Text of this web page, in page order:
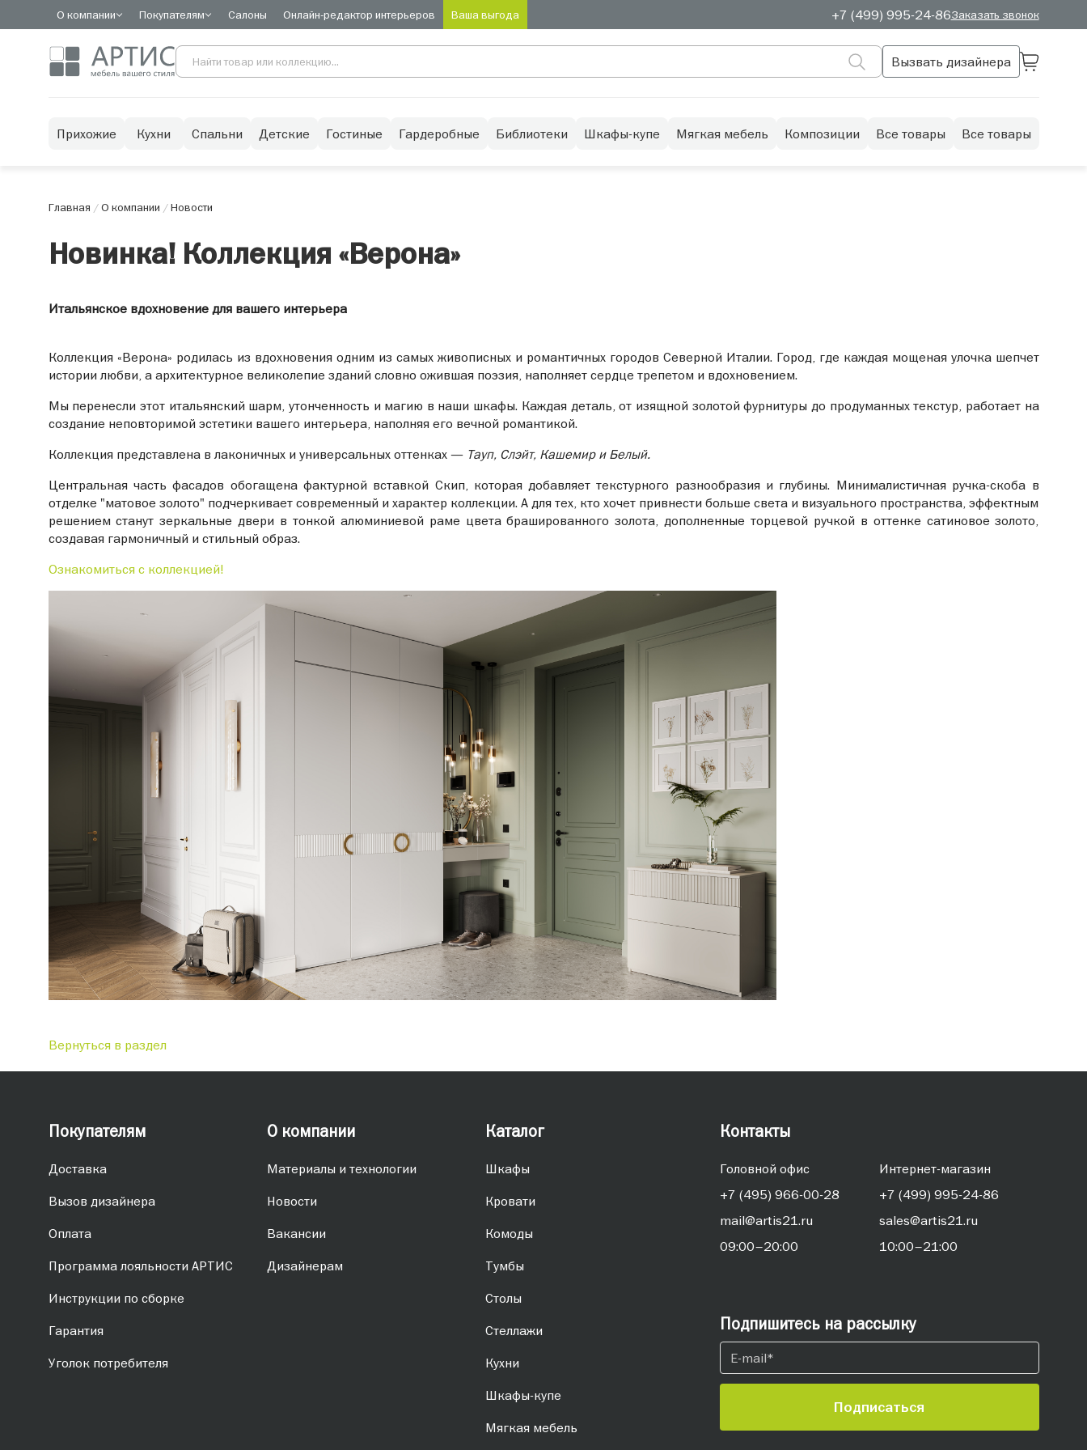
О компании Покупателям Салоны Онлайн-редактор интерьеров Ваша выгода +7 (499) 995-24-86Заказать звонок
Вызвать дизайнера
Прихожие Кухни Спальни Детские Гостиные Гардеробные Библиотеки Шкафы-купе Мягкая мебель Композиции Все товары Все товары
Главная /О компании /Новости
Новинка! Коллекция «Верона»
Итальянское вдохновение для вашего интерьера
Коллекция «Верона» родилась из вдохновения одним из самых живописных и романтичных городов Северной Италии. Город, где каждая мощеная улочка шепчет
истории любви, а архитектурное великолепие зданий словно ожившая поэзия, наполняет сердце трепетом и вдохновением.
Мы перенесли этот итальянский шарм, утонченность и магию в наши шкафы. Каждая деталь, от изящной золотой фурнитуры до продуманных текстур, работает на
создание неповторимой эстетики вашего интерьера, наполняя его вечной романтикой.
Коллекция представлена в лаконичных и универсальных оттенках — Тауп, Слэйт, Кашемир и Белый.
Центральная часть фасадов обогащена фактурной вставкой Скип, которая добавляет текстурного разнообразия и глубины. Минималистичная ручка-скоба в
отделке "матовое золото" подчеркивает современный и характер коллекции. А для тех, кто хочет привнести больше света и визуального пространства, эффектным
решением станут зеркальные двери в тонкой алюминиевой раме цвета брашированного золота, дополненные торцевой ручкой в оттенке сатиновое золото,
создавая гармоничный и стильный образ.
Ознакомиться с коллекцией!
Вернуться в раздел
Покупателям
Доставка
Вызов дизайнера
Оплата
Программа лояльности АРТИС
Инструкции по сборке
Гарантия
Уголок потребителя
О компании
Материалы и технологии
Новости
Вакансии
Дизайнерам
Каталог
Шкафы
Кровати
Комоды
Тумбы
Столы
Стеллажи
Кухни
Шкафы-купе
Мягкая мебель
Контакты
Головной офис
+7 (495) 966-00-28
mail@artis21.ru
09:00–20:00
Интернет-магазин
+7 (499) 995-24-86
sales@artis21.ru
10:00–21:00
Подпишитесь на рассылку
Подписаться